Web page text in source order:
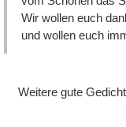
Wir wollen euch
und wollen euch
Weitere gute